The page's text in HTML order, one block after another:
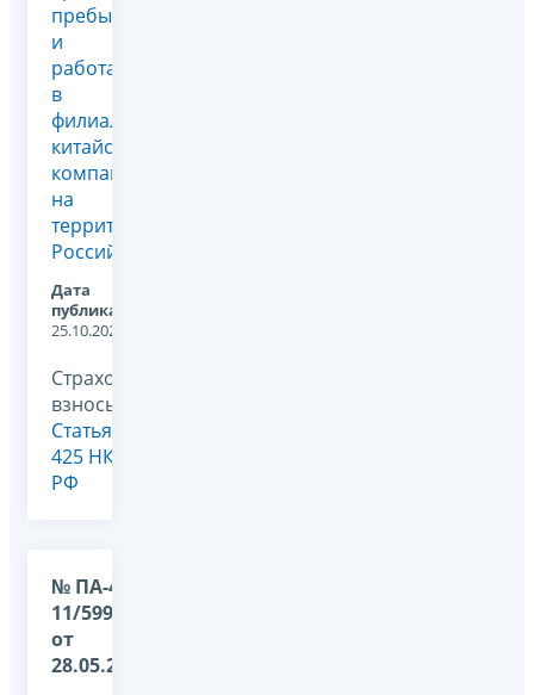
пребывающим
и
работающим
в
филиале
китайской
компании
на
территории
Россий...
Дата
публикации:
25.10.2024
Страховые
взносы,
Статья
425 НК
РФ
№ ПА-4-
11/5994@
от
28.05.2024